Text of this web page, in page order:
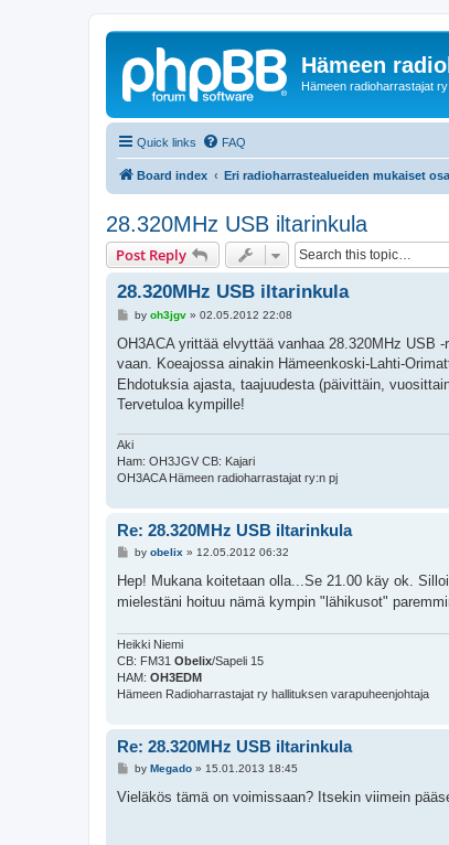
Hämeen
Hämeen radioharrastajat
Quick links FAQ
Board index Eri radioharrastealueiden mukaiset
28.320MHz USB iltarinkula
Post Reply
28.320MHz USB iltarinkula
P
s
by oh3jgv» 02.05.2012 22:08
OH3ACA yrittää elvyttää vanhaa 28.320MHz USB
vaan. Koeajossa ainakin Hämeenkoski-Lahti-
Ehdotuksia ajasta, taajuudesta (päivittäin,
Tervetuloa kympille!
Aki
Ham: OH3JGV CB: Kajari
OH3ACA Hämeen radioharrastajat ry:n pj
Re: 28.320MHz USB iltarinkula
P
s
by obelix » 12.05.2012 06:32
Hep! Mukana koitetaan olla...Se 21.00 käy ok.
mielestäni hoituu nämä kympin "lähikusot"
Heikki Niemi
CB: FM31 Obelix/Sapeli 15
HAM: OH3EDM
Hämeen Radioharrastajat ry hallituksen varapuheenjohtaja
Re: 28.320MHz USB iltarinkula
P
s
by Megado» 15.01.2013 18:45
Vieläkös tämä on voimissaan? Itsekin viimein